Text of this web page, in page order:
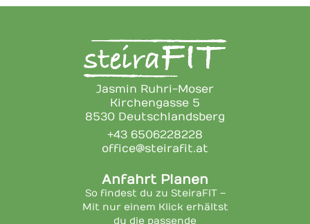
Jasmin Ruhri-Moser
Kirchengasse 5
8530 Deutschlandsberg
+43 6506228228
office@steirafit.at
Anfahrt Planen
So findest du zu SteiraFIT –
Mit nur einem Klick erhältst
du die passende